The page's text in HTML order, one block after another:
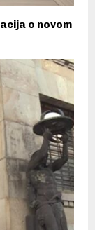
o novom